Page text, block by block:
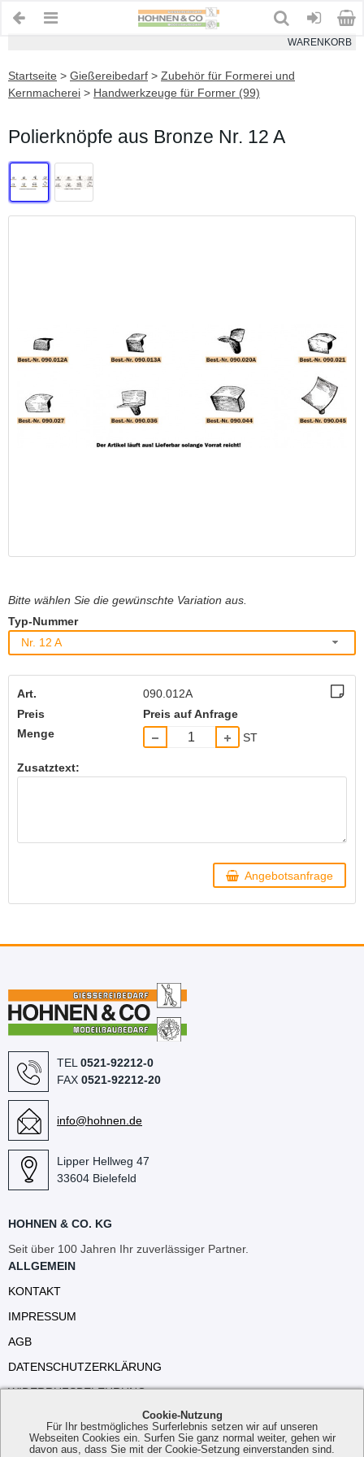
Cookie-Nutzung
Für Ihr bestmögliches Surferlebnis setzen wir auf unseren
Webseiten Cookies ein. Surfen Sie ganz normal weiter, gehen wir
davon aus, dass Sie mit der Cookie-Setzung einverstanden sind.
WARENKORB
Startseite > Gießereibedarf > Zubehör für Formerei und
Kernmacherei > Handwerkzeuge für Former (99)
Polierknöpfe aus Bronze Nr. 12 A
Bitte wählen Sie die gewünschte Variation aus.
Typ-Nummer
Nr. 12 A
Art.
090.012A
Preis
Preis auf Anfrage
Menge
ST
Zusatztext:
Angebotsanfrage
TEL 0521-92212-0
FAX 0521-92212-20
info@hohnen.de
Lipper Hellweg 47
33604 Bielefeld
HOHNEN & CO. KG
Seit über 100 Jahren Ihr zuverlässiger Partner.
ALLGEMEIN
KONTAKT
IMPRESSUM
AGB
DATENSCHUTZERKLÄRUNG
WIDERRUFSBELEHRUNG